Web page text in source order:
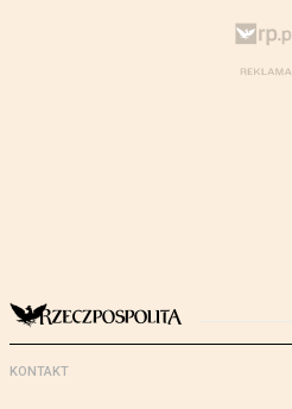
KONTAKT